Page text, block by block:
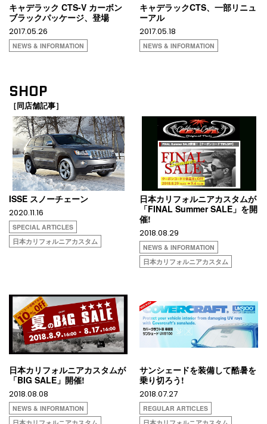
キャデラック CTS-V カーボン
ブラックパッケージ、登場
2017.05.26
NEWS & INFORMATION
キャデラックCTS、一部リニュ
ーアル
2017.05.18
NEWS & INFORMATION
SHOP
［同店舗記事］
ISSE スノーチェーン
2020.11.16
SPECIAL ARTICLES
日本カリフォルニアカスタム
日本カリフォルニアカスタムが
「FINAL Summer SALE」を開
催!
2018.08.29
NEWS & INFORMATION
日本カリフォルニアカスタム
日本カリフォルニアカスタムが
「BIG SALE」開催!
2018.08.08
NEWS & INFORMATION
サンシェードを装備して酷暑を
乗り切ろう!
2018.07.27
REGULAR ARTICLES